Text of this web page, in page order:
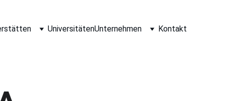
UniversitätenUnternehmen Kontakt